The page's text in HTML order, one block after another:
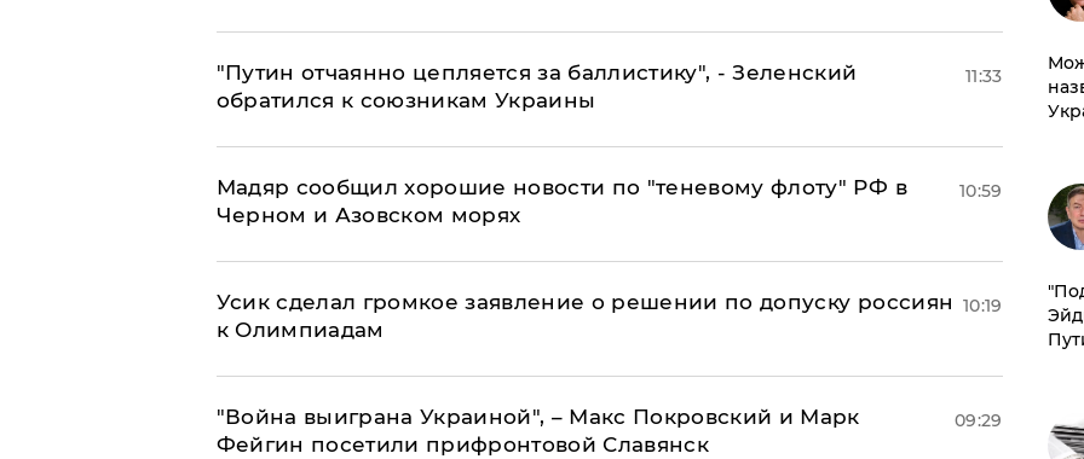
"Путин отчаянно цепляется за баллистику", - Зеленский
обратился к союзникам Украины
11:33
Мадяр сообщил хорошие новости по "теневому флоту" РФ в
Черном и Азовском морях
10:59
Усик сделал громкое заявление о решении по допуску россиян
к Олимпиадам
10:19
"Война выиграна Украиной", – Макс Покровский и Марк
Фейгин посетили прифронтовой Славянск
09:29